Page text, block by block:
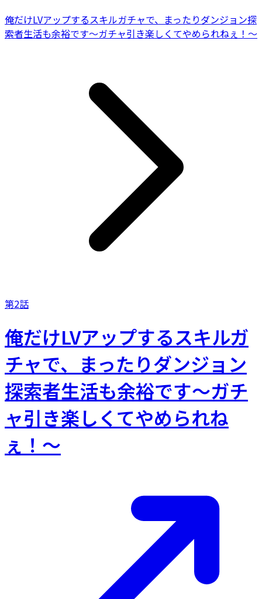
俺だけLVアップするスキルガチャで、まったりダンジョン探
索者生活も余裕です〜ガチャ引き楽しくてやめられねぇ！〜
第2話
俺だけLVアップするスキルガ
チャで、まったりダンジョン
探索者生活も余裕です〜ガチ
ャ引き楽しくてやめられね
ぇ！〜